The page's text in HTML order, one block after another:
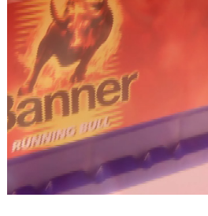
ISOTS 16949英文